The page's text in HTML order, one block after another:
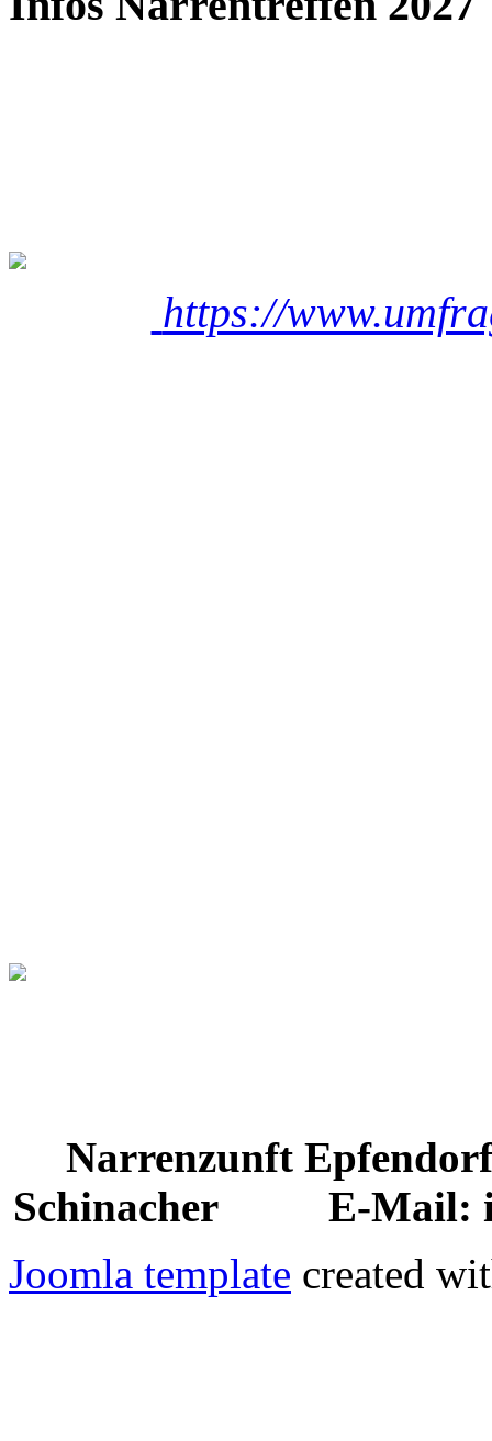
https://
Narrenzunft
Schinacher E-Mail:
Joomla template created